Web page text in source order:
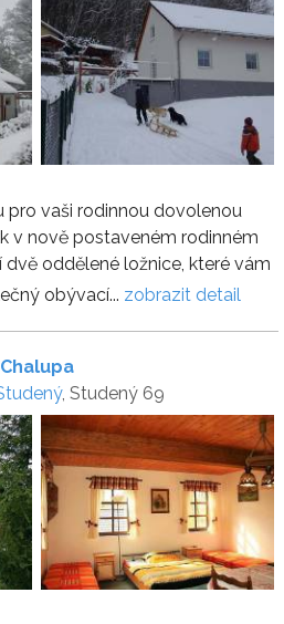
pro vaši rodinnou dovolenou
v nově postaveném rodinném
oddělené ložnice, které vám
obývací... zobrazit detail
Chalupa
, Studený 69